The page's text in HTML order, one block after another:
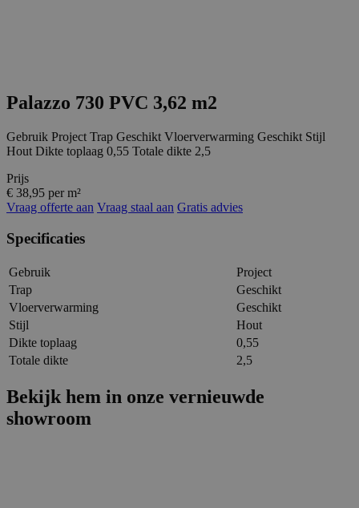
Palazzo 730 PVC 3,62 m2
Gebruik Project Trap Geschikt Vloerverwarming Geschikt Stijl
Hout Dikte toplaag 0,55 Totale dikte 2,5
Prijs
€ 38,95 per m²
Vraag offerte aan Vraag staal aan Gratis advies
Specificaties
Gebruik
Project
Trap
Geschikt
Vloerverwarming
Geschikt
Stijl
Hout
Dikte toplaag
0,55
Totale dikte
2,5
Bekijk hem in onze vernieuwde
showroom